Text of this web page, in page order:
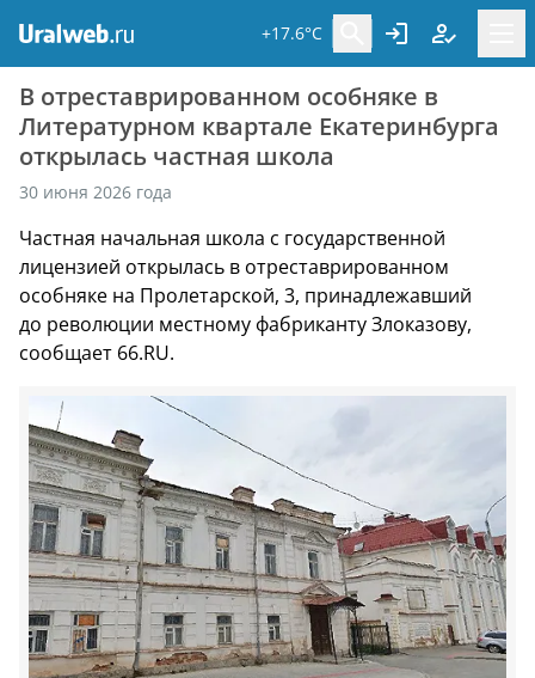
+17.6°C
В отреставрированном особняке в
Литературном квартале Екатеринбурга
открылась частная школа
30 июня 2026 года
Частная начальная школа с государственной
лицензией открылась в отреставрированном
особняке на Пролетарской, 3, принадлежавший
до революции местному фабриканту Злоказову,
сообщает 66.RU.